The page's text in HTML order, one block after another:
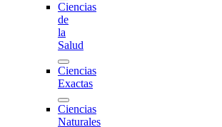
Ciencias
de
la
Salud
Ciencias
Exactas
Ciencias
Naturales